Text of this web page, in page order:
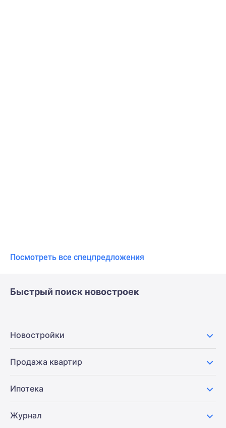
Посмотреть все спецпредложения
Быстрый поиск новостроек
Новостройки
Продажа квартир
Ипотека
Журнал